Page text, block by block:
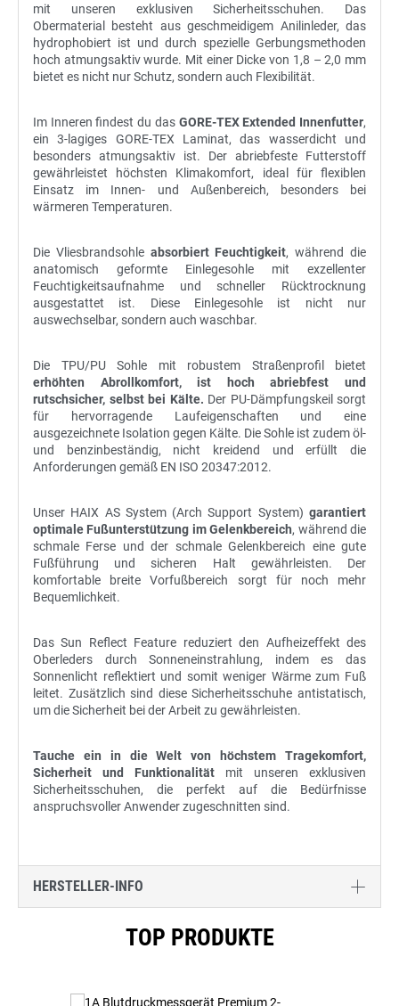
mit unseren exklusiven Sicherheitsschuhen. Das
Obermaterial besteht aus geschmeidigem Anilinleder, das
hydrophobiert ist und durch spezielle Gerbungsmethoden
hoch atmungsaktiv wurde. Mit einer Dicke von 1,8 – 2,0 mm
bietet es nicht nur Schutz, sondern auch Flexibilität.
Im Inneren findest du das GORE-TEX Extended Innenfutter,
ein 3-lagiges GORE-TEX Laminat, das wasserdicht und
besonders atmungsaktiv ist. Der abriebfeste Futterstoff
gewährleistet höchsten Klimakomfort, ideal für flexiblen
Einsatz im Innen- und Außenbereich, besonders bei
wärmeren Temperaturen.
Die Vliesbrandsohle absorbiert Feuchtigkeit, während die
anatomisch geformte Einlegesohle mit exzellenter
Feuchtigkeitsaufnahme und schneller Rücktrocknung
ausgestattet ist. Diese Einlegesohle ist nicht nur
auswechselbar, sondern auch waschbar.
Die TPU/PU Sohle mit robustem Straßenprofil bietet
erhöhten Abrollkomfort, ist hoch abriebfest und
rutschsicher, selbst bei Kälte. Der PU-Dämpfungskeil sorgt
für hervorragende Laufeigenschaften und eine
ausgezeichnete Isolation gegen Kälte. Die Sohle ist zudem öl-
und benzinbeständig, nicht kreidend und erfüllt die
Anforderungen gemäß EN ISO 20347:2012.
Unser HAIX AS System (Arch Support System) garantiert
optimale Fußunterstützung im Gelenkbereich, während die
schmale Ferse und der schmale Gelenkbereich eine gute
Fußführung und sicheren Halt gewährleisten. Der
komfortable breite Vorfußbereich sorgt für noch mehr
Bequemlichkeit.
Das Sun Reflect Feature reduziert den Aufheizeffekt des
Oberleders durch Sonneneinstrahlung, indem es das
Sonnenlicht reflektiert und somit weniger Wärme zum Fuß
leitet. Zusätzlich sind diese Sicherheitsschuhe antistatisch,
um die Sicherheit bei der Arbeit zu gewährleisten.
Tauche ein in die Welt von höchstem Tragekomfort,
Sicherheit und Funktionalität mit unseren exklusiven
Sicherheitsschuhen, die perfekt auf die Bedürfnisse
anspruchsvoller Anwender zugeschnitten sind.
HERSTELLER-INFO
TOP PRODUKTE